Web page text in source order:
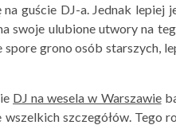
guście DJ-a. Jednak lepiej
swoje ulubione utwory na
grono osób starszych,
DJ na wesela w Warszawie
szczegółów. Tego